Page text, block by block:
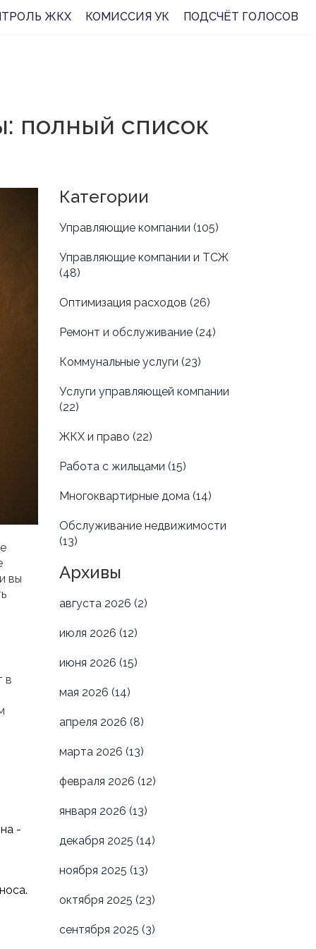
ЖКХ КОМИССИЯ УК ПОДСЧЁТ ГОЛОСОВ
полный список
вы
в
-
Категории
Управляющие компании (105)
Управляющие компании и ТСЖ
(48)
Оптимизация расходов (26)
Ремонт и обслуживание (24)
Коммунальные услуги (23)
Услуги управляющей компании
(22)
ЖКХ и право (22)
Работа с жильцами (15)
Многоквартирные дома (14)
Обслуживание недвижимости
(13)
Архивы
августа 2026 (2)
июля 2026 (12)
июня 2026 (15)
мая 2026 (14)
апреля 2026 (8)
марта 2026 (13)
февраля 2026 (12)
января 2026 (13)
декабря 2025 (14)
ноября 2025 (13)
октября 2025 (23)
сентября 2025 (3)